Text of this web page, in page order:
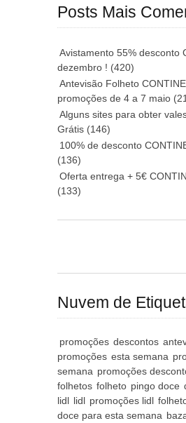
Posts Mais
Avistamento 55% desconto
dezembro ! (420)
Antevisão Folheto
promoções de 4 a 7 maio
Alguns sites para obter
Grátis (146)
100% de desconto
(136)
Oferta entrega + 5€
(133)
Nuvem de
promoções descontos
promoções esta semana
semana promoções
folhetos folheto pingo doce
lidl lidl promoções lidl
doce para esta semana